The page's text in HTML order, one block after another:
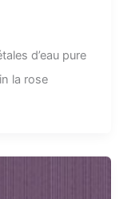
d’eau pure
la rose